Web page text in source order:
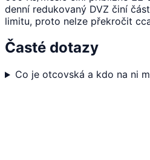
denní redukovaný DVZ činí
limitu, proto nelze překročit
Časté dotazy
Co je otcovská a kdo na ni